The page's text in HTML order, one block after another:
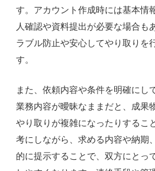
す。アカウント作成時には基本情
人確認や資料提出が必要な場合も
ラブル防止や安心してやり取りを
す。
また、依頼内容や条件を明確にし
業務内容が曖昧なままだと、成果
やり取りが複雑になったりするこ
考にしながら、求める内容や納期
的に提示することで、双方にとっ